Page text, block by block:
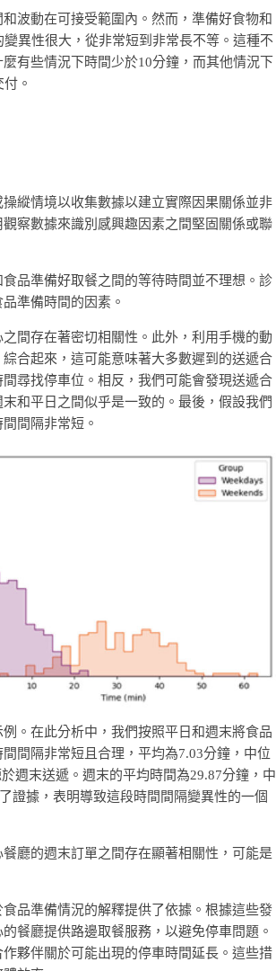
波動在可接受範圍內。然而，準備好食物和
異性很大，從非常短到非常長不等。這種不
有些情況下時間少於10分鐘，而其他情況下
。
縱情境以收集數據以建立實際因果關係並非
察數據來識別感興趣因素之間堅固關係或聯
品準備好取餐之間的等待時間並不理想。診
準備時間的因素。
間存在著密切相關性。此外，利用手機的動
合起來，這可能意味著大多數遲到的送遞合
尋找停車位。相反，我們可能會發現送遞合
和平日之間似乎是一致的。最後，假設我們
間隔非常短。
。在此分析中，我們按照平日和週末將食品
間隔非常短且合理，平均為7.03分鐘，中位
週末送遞。週末的平均時間為29.87分鐘，中
證據，表明導致這段時間間隔變異性的一個
廳的週末訂單之間存在顯著相關性，可能是
品準備情況的解釋提供了依據。根據這些發
餐廳提供路邊取餐服務，以避免停車問題。
夥伴關於可能出現的停車時間延長。這些措